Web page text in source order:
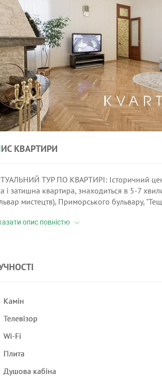
ИС КВАРТИРИ
ТУР ПО КВАРТИРІ: Історичний
і затишна квартира, знаходиться в 5-7
мистецтв), Приморського бульвару,
Камін
Телевізор
Wi-Fi
Плита
Душова кабіна